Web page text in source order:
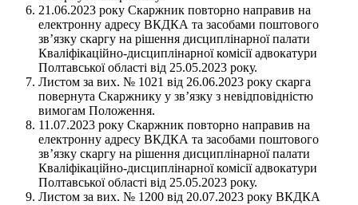
21.06.2023 року Скаржник повторно направив на
електронну адресу ВКДКА та засобами поштового
зв’язку скаргу на рішення дисциплінарної палати
Кваліфікаційно-дисциплінарної комісії адвокатури
Полтавської області від 25.05.2023 року.
Листом за вих. № 1021 від 26.06.2023 року скарга
повернута Скаржнику у зв’язку з невідповідністю
вимогам Положення.
11.07.2023 року Скаржник повторно направив на
електронну адресу ВКДКА та засобами поштового
зв’язку скаргу на рішення дисциплінарної палати
Кваліфікаційно-дисциплінарної комісії адвокатури
Полтавської області від 25.05.2023 року.
Листом за вих. № 1200 від 20.07.2023 року ВКДКА